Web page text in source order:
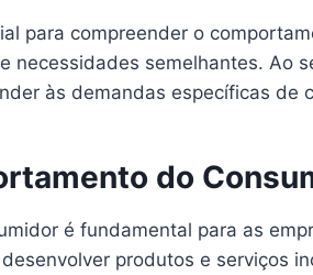
para compreender o
necessidades semelhantes. Ao
às demandas específicas de
do
é fundamental para as
produtos e serviços